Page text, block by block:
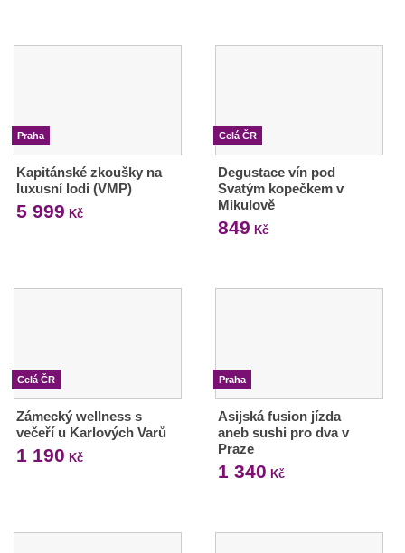
Praha
Kapitánské zkoušky na
luxusní lodi (VMP)
5 999 Kč
Celá ČR
Degustace vín pod
Svatým kopečkem v
Mikulově
849 Kč
Celá ČR
Zámecký wellness s
večeří u Karlových Varů
1 190 Kč
Praha
Asijská fusion jízda
aneb sushi pro dva v
Praze
1 340 Kč